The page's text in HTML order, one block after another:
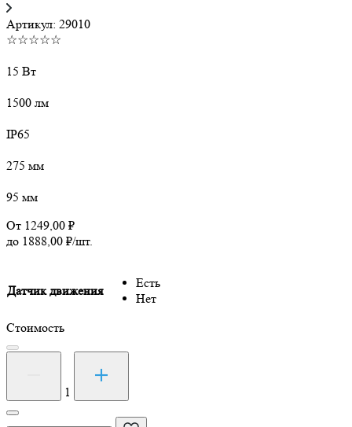
Артикул: 29010
☆☆☆☆☆
15 Вт
1500 лм
IP65
275 мм
95 мм
От 1249,00 ₽
до 1888,00 ₽/шт.
Датчик движения
Есть
Нет
Стоимость
Количество
товара
Светильник
светодиодный
1